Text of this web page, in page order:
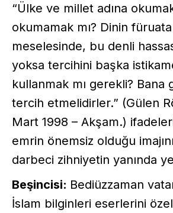
“Ülke ve millet adına
okumamak mı? Dinin
meselesinde, bu denli
yoksa tercihini başka
kullanmak mı gerekli? Bana
tercih etmelidirler.” (Gülen
Mart 1998 – Akşam.)
emrin önemsiz olduğu
darbeci zihniyetin yanında
Beşincisi: Bediüzzaman
İslam bilginleri eserlerini